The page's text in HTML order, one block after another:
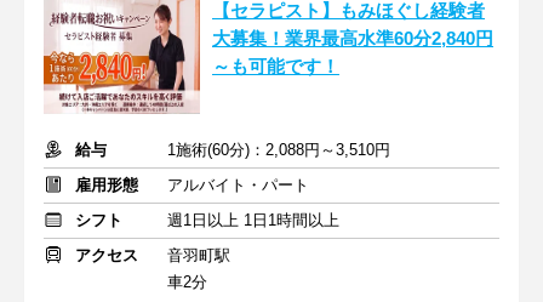
【セラピスト】もみほぐし経験者
大募集！業界最高水準60分2,840円
～も可能です！
給与
1施術(60分)：2,088円～3,510円
雇用形態
アルバイト・パート
シフト
週1日以上 1日1時間以上
アクセス
音羽町駅
車2分